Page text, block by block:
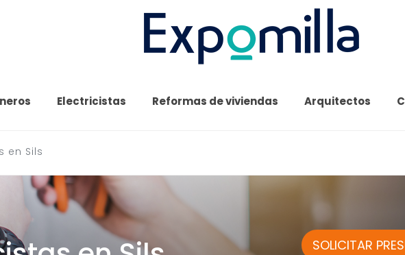
Electricistas Reformas de viviendas Arquitectos
en Sils
SOLICITAR